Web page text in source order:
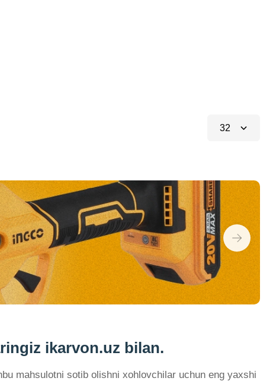
32
ikarvon.uz bilan.
mahsulotni sotib olishni xohlovchilar uchun eng yaxshi